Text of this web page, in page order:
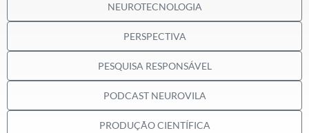
NEUROTECNOLOGIA
PERSPECTIVA
PESQUISA RESPONSÁVEL
PODCAST NEUROVILA
PRODUÇÃO CIENTÍFICA